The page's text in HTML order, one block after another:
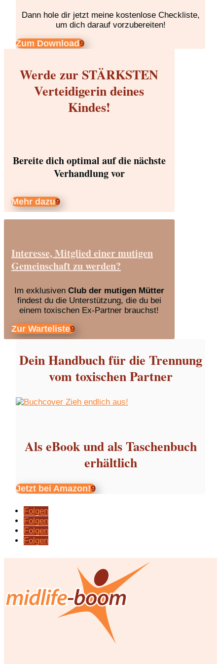
Dann hole dir jetzt meine kostenlose Checkliste,
um dich darauf vorzubereiten!
Zum Download
Werde zur STÄRKSTEN
Verteidigerin deines
Kindes!
Bereite dich optimal auf die nächste
Verhandlung vor
Mehr dazu
Interesse, Mitglied einer mutigen
Gemeinschaft zu werden?
Im exklusiven Club der mutigen Mütter
findest du die Unterstützung, die du bei
einem toxischen Ex-Partner brauchst!
Zur Warteliste
Dein Handbuch für die Trennung
vom toxischen Partner
Als eBook und als Taschenbuch
erhältlich
Jetzt bei Amazon!
Folgen
Folgen
Folgen
Folgen